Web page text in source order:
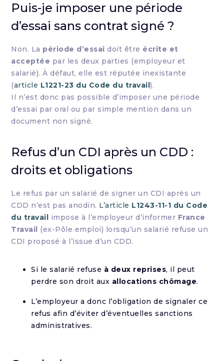
Puis-je imposer une période
d’essai sans contrat signé ?
Non. La période d’essai doit être écrite et
acceptée par les deux parties (employeur et
salarié). À défaut, elle est réputée inexistante
(article L1221-23 du Code du travail).
Il n’est donc pas possible d’imposer une période
d’essai par oral ou par simple mention dans un
document non signé.
Refus d’un CDI après un CDD :
droits et obligations
Le refus par un salarié de signer un CDI après un
CDD n’est pas anodin. L’article L1243-11-1 du Code
du travail impose à l’employeur d’informer France
Travail (ex-Pôle emploi) lorsqu’un salarié refuse un
CDI proposé à l’issue d’un CDD.
Si le salarié refuse à deux reprises, il peut
perdre son droit aux allocations chômage.
L’employeur a donc l’obligation de signaler ce
refus afin d’éviter d’éventuelles sanctions
administratives.